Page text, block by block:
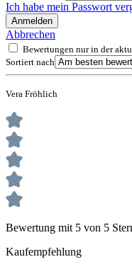
Ich habe mein Passwort
Anmelden
Abbrechen
Bewertungen nur in der
Sortiert nach
Vera Fröhlich
Bewertung mit 5 von 5
Kaufempfehlung